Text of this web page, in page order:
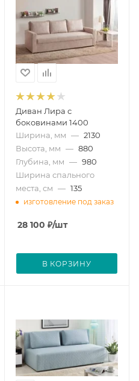
Диван Лира с
боковинами 1400
Ширина, мм — 2130
Высота, мм — 880
Глубина, мм — 980
Ширина спального
места, см — 135
изготовление под заказ
28 100 ₽/шт
В КОРЗИНУ